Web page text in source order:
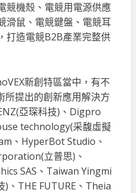
競機殼、電競用電源供應
滑鼠、電競鍵盤、電競耳
打造電競B2B產業完整供
新創特區當中，有不
所提出的創新應用解決方
亞琛科技)、Digpro
technology(采馥虛擬
、HyperBot Studio、
立普思)、
SAS、Taiwan Yingmi
、THE FUTURE、Theia